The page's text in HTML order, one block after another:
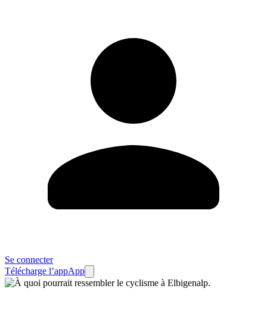
Se connecter
Télécharge l’appApp